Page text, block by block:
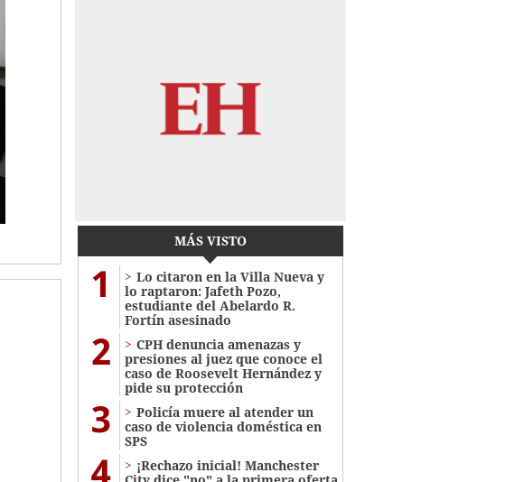
MÁS VISTO
1
Lo citaron en la Villa Nueva y
lo raptaron: Jafeth Pozo,
estudiante del Abelardo R.
Fortín asesinado
2
CPH denuncia amenazas y
presiones al juez que conoce el
caso de Roosevelt Hernández y
pide su protección
3
Policía muere al atender un
caso de violencia doméstica en
SPS
4
¡Rechazo inicial! Manchester